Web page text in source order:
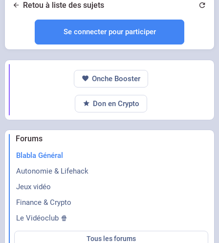
Retou à liste des sujets
Se connecter pour participer
Forums
Blabla Général
Autonomie & Lifehack
Jeux vidéo
Finance & Crypto
Le Vidéoclub 🍿
Tous les forums
Onche Booster
Don en Crypto